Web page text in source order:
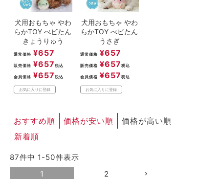
犬用おもちゃ やわ
らかTOY べビたん
きょうりゅう
通常価格 ¥657
販売価格 ¥657 税込
会員価格 ¥657 税込
お気に入りに登録
犬用おもちゃ やわ
らかTOY べビたん
うさぎ
通常価格 ¥657
販売価格 ¥657 税込
会員価格 ¥657 税込
お気に入りに登録
おすすめ順 価格が安い順
価格が高い順
新着順
87件中 1 -50件表示
1
2